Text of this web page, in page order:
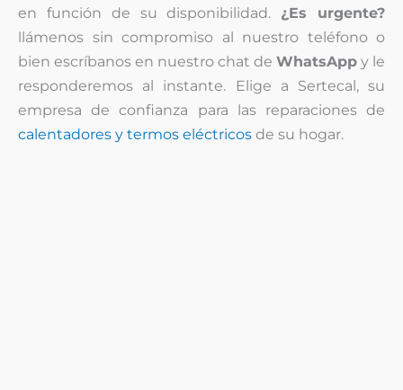
en función de su disponibilidad. ¿Es urgente?
llámenos sin compromiso al nuestro teléfono o
bien escríbanos en nuestro chat de WhatsApp y le
responderemos al instante. Elige a Sertecal, su
empresa de confianza para las reparaciones de
calentadores y termos eléctricos de su hogar.